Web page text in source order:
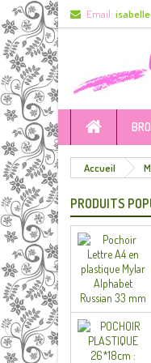
Email:
Accueil
PRODUITS